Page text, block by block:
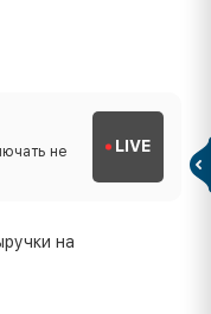
не
LIVE
на